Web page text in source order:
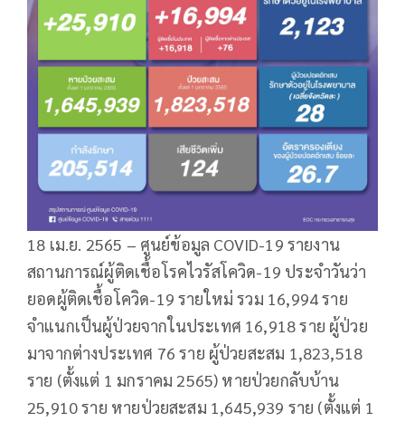
18 เม.ย. 2565 – ศูนย์ข้อมูล COVID-19 รายงาน
สถานการณ์ผู้ติดเชื้อโรคไวรัสโควิด-19 ประจำวันว่า
ยอดผู้ติดเชื้อโควิด-19 รายใหม่ รวม 16,994 ราย
จำแนกเป็นผู้ป่วยจากในประเทศ 16,918 ราย ผู้ป่วย
มาจากต่างประเทศ 76 ราย ผู้ป่วยสะสม 1,823,518
ราย (ตั้งแต่ 1 มกราคม 2565) หายป่วยกลับบ้าน
25,910 ราย หายป่วยสะสม 1,645,939 ราย (ตั้งแต่ 1